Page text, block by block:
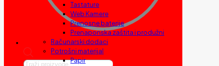
Products
Tastature
Web Kamere
Prenosne baterije
Prenaponska zaštita i produžni
Računarski dodaci
Potrošni materijal
Papir